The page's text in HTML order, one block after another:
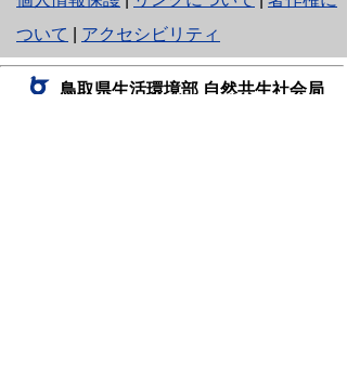
り
ネ
ついて
アクセシビリティ
鳥取県生活環境部 自然共生社会局